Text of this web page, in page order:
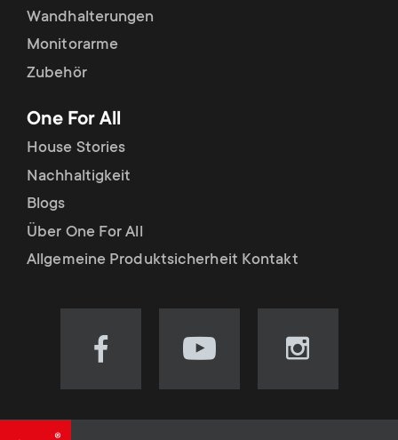
Wandhalterungen
Monitorarme
Zubehör
One For All
House Stories
Nachhaltigkeit
Blogs
Über One For All
Allgemeine Produktsicherheit Kontakt
Visit
Visit
Visit